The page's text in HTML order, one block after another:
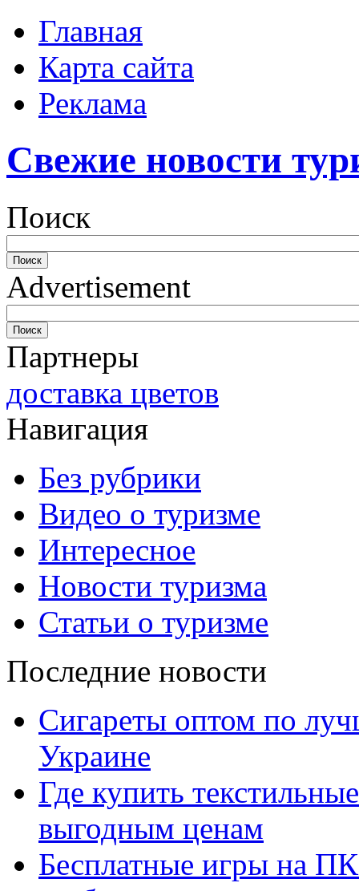
Главная
Карта сайта
Реклама
Свежие новости
Поиск
Advertisement
Партнеры
доставка цветов
Навигация
Без рубрики
Видео о туризме
Интересное
Новости туризма
Статьи о туризме
Последние новости
Сигареты оптом по
Украине
Где купить
выгодным ценам
Бесплатные игры на